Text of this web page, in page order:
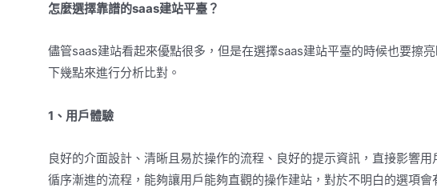
怎麼選擇靠譜的saas建站平臺？
儘管saas建站看起來優點很多，但是在選擇saas建站平臺的時候也要擦
下幾點來進行分析比對。
1、用戶體驗
良好的介面設計、清晰且易於操作的流程、良好的提示資訊，直接影響
循序漸進的流程，能夠讓用戶能夠直觀的操作建站，對於不明白的選項會